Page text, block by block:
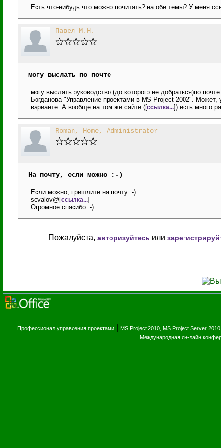
Есть что-нибудь что можно почитать? на обе темы? У меня
Павел М.Н.
могу выслать по почте
могу выслать руководство (до которого не добраться)по
Богданова "Управление проектами в MS Project 2002".
варианте. А вообще на том же сайте ([ссылка...]) есть много
Roman, Home, Administrator
На почту, если можно :-)
Если можно, пришлите на почту :-)
sovalov@[ссылка...]
Огромное спасибо :-)
Пожалуйста, авторизуйтесь или
Профессионал управления проектами MS Project 2010, MS Project Server 2010
Международная он-лайн